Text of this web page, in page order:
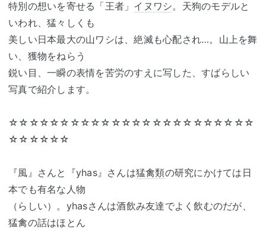
特別の想いを寄せる「王者」 イヌワシ。天狗のモデルと
いわれ、猛々しくも
美しい日本最大の山ワシは、絶滅も心配され…。山上を舞
い、獲物をねらう
鋭い目、一瞬の表情を苦労のすえに写した、すばらしい
写真で紹介します。
☆☆☆☆☆☆☆☆☆☆☆☆☆☆☆☆☆☆☆☆☆☆☆☆
☆☆☆☆☆☆
『風』さんと『yhas』さんは猛禽類の研究にかけては日
本でも有名な人物
（らしい）。yhasさんは酒飲み友達でよく飲むのだが、
猛禽の話はほとん